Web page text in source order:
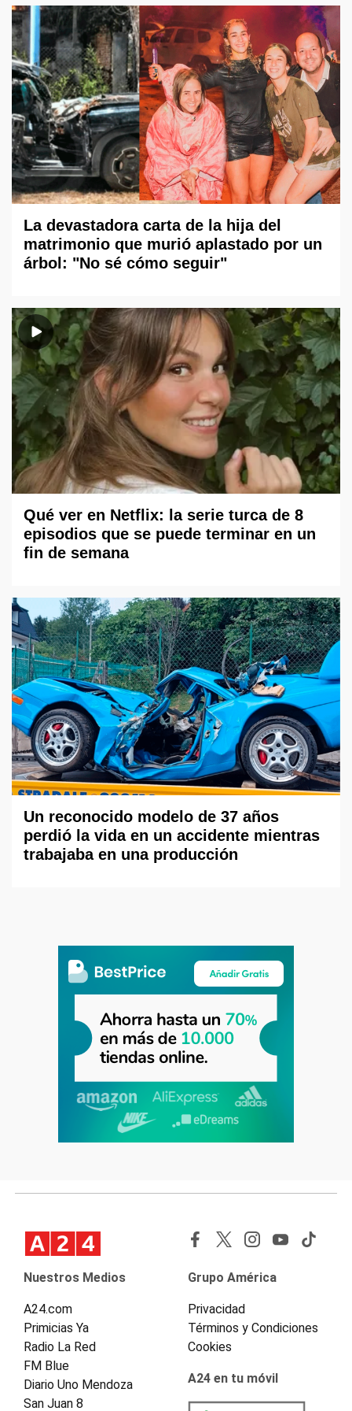
La devastadora carta de la hija del
matrimonio que murió aplastado por un
árbol: "No sé cómo seguir"
Qué ver en Netflix: la serie turca de 8
episodios que se puede terminar en un
fin de semana
Un reconocido modelo de 37 años
perdió la vida en un accidente mientras
trabajaba en una producción
Nuestros Medios
A24.com
Primicias Ya
Radio La Red
FM Blue
Diario Uno Mendoza
San Juan 8
Grupo América
Privacidad
Términos y Condiciones
Cookies
A24 en tu móvil